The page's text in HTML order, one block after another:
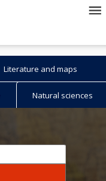
Literature and maps
Natural sciences